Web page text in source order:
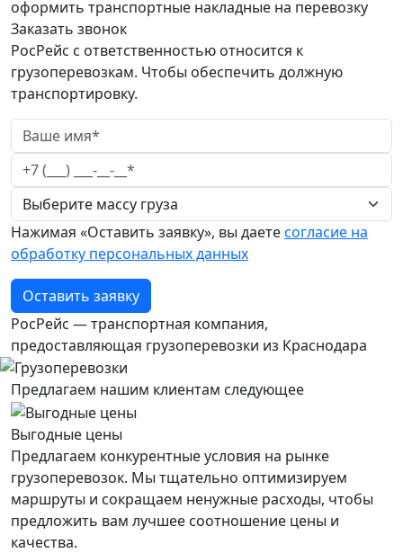
оформить транспортные накладные на перевозку
Заказать звонок
РосРейс с ответственностью относится к
грузоперевозкам. Чтобы обеспечить должную
транспортировку.
Нажимая «Оставить заявку», вы даетесогласие на
обработку персональных данных
Оставить заявку
РосРейс — транспортная компания,
предоставляющая грузоперевозки из Краснодара
Предлагаем нашим клиентам следующее
Выгодные цены
Предлагаем конкурентные условия на рынке
грузоперевозок. Мы тщательно оптимизируем
маршруты и сокращаем ненужные расходы, чтобы
предложить вам лучшее соотношение цены и
качества.